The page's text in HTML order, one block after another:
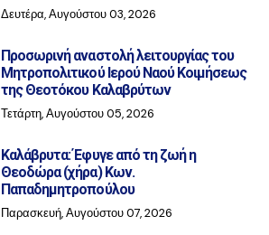
Δευτέρα, Αυγούστου 03, 2026
Προσωρινή αναστολή λειτουργίας του
Μητροπολιτικού Ιερού Ναού Κοιμήσεως
της Θεοτόκου Καλαβρύτων
Τετάρτη, Αυγούστου 05, 2026
Καλάβρυτα: Έφυγε από τη ζωή η
Θεοδώρα (χήρα) Κων.
Παπαδημητροπούλου
Παρασκευή, Αυγούστου 07, 2026